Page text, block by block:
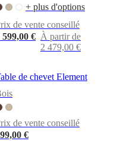
+ plus d'options
de vente conseillé
599,00 € À partir de
2 479,00 €
de chevet Element
de vente conseillé
€